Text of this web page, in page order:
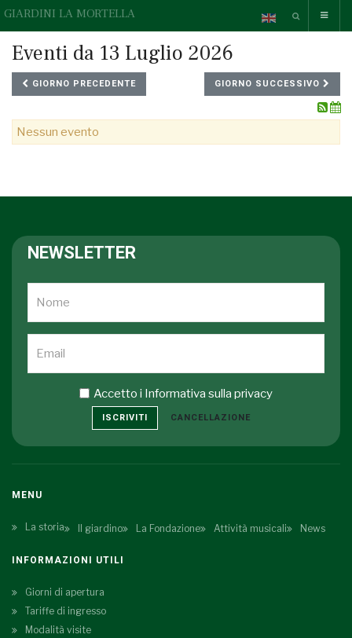
GIARDINI LA MORTELLA
Eventi da 13 Luglio 2026
GIORNO PRECEDENTE GIORNO SUCCESSIVO
Nessun evento
NEWSLETTER
Accetto i Informativa sulla privacy
ISCRIVITI CANCELLAZIONE
MENU
La storia Il giardino La Fondazione Attività musicali News
INFORMAZIONI UTILI
Giorni di apertura
Tariffe di ingresso
Modalità visite